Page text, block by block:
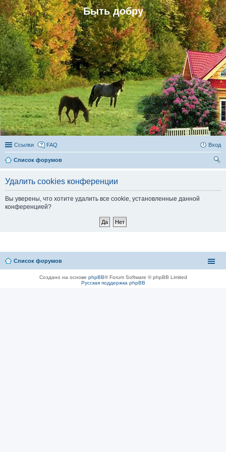
Быть добру
Ссылки FAQ Вход
Список форумов
Удалить cookies конференции
Вы уверены, что хотите удалить все cookie, установленные данной
конференцией?
Список форумов
Создано на основе phpBB® Forum Software © phpBB Limited
Русская поддержка phpBB